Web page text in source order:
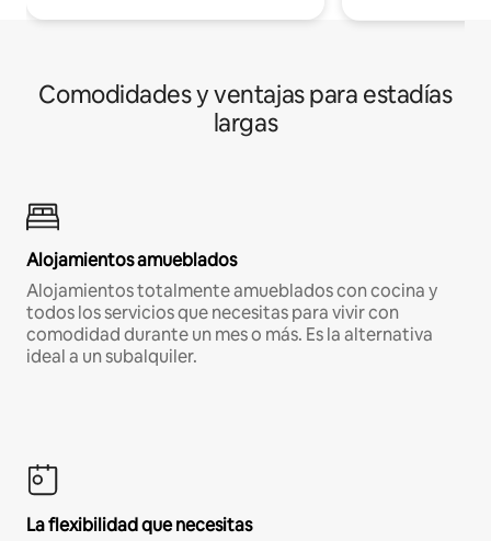
Comodidades y ventajas para estadías
largas
Alojamientos amueblados
Alojamientos totalmente amueblados con cocina y
todos los servicios que necesitas para vivir con
comodidad durante un mes o más. Es la alternativa
ideal a un subalquiler.
La flexibilidad que necesitas